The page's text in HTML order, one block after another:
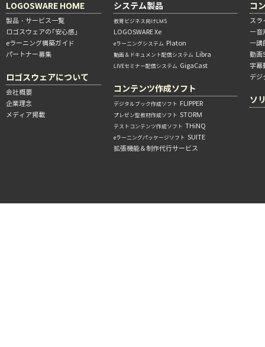
LOGOSWARE HOME
製品・サービス一覧
ロゴスウェアの「安心感」
eラーニング構築ガイド
パートナー募集
ロゴスウェアについて
会社概要
企業理念
メディア掲載
システム製品
教育ビジネス向けLMS
LOGOSWARE Xe
eラーニングシステム Platon
動画＆ドキュメント配信システム Libra
LIVEセミナー配信システム GigaCast
コンテンツ作成ソフト
デジタルブック作成ソフト FLIPPER
プレゼン型教材作成ソフト STORM
テストコンテンツ作成ソフト THiNQ
eラーニングパッケージソフト SUITE
拡張機能＆制作代行サービス
コ
スラ
―音
―講
動画
字幕
デジ
ソ